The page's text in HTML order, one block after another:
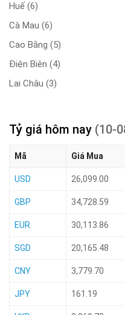
Huế (6)
Cà Mau (6)
Cao Bằng (5)
Điện Biên (4)
Lai Châu (3)
Tỷ giá hôm nay (10-
Mã Giá Mua
USD 26,099.00
GBP 34,728.59
EUR 30,113.86
SGD 20,165.48
CNY 3,779.70
JPY 161.19